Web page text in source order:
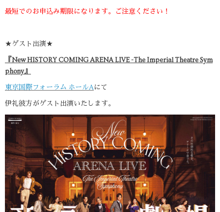
最短でのお申込み期限になります。ご注意ください！
★ゲスト出演★
『New HISTORY COMING ARENA LIVE -The Imperial Theatre Sym
phony』
東京国際フォーラム ホールAにて
伊礼彼方がゲスト出演いたします。